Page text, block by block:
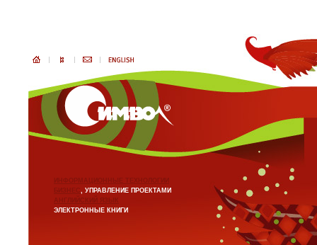
ИНФОРМАЦИОННЫЕ ТЕХНОЛОГИИ
БИЗНЕС, УПРАВЛЕНИЕ ПРОЕКТАМИ
АНГЛИЙСКИЙ ЯЗЫК
ЭЛЕКТРОННЫЕ КНИГИ